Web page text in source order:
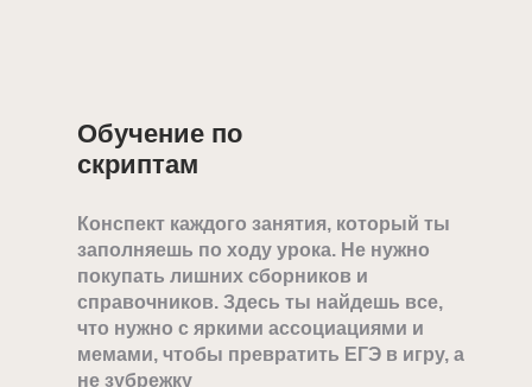
Обучение по
скриптам
Конспект каждого занятия, который ты
заполняешь по ходу урока. Не нужно
покупать лишних сборников и
справочников. Здесь ты найдешь все,
что нужно с яркими ассоциациями и
мемами, чтобы превратить ЕГЭ в игру, а
не зубрежку